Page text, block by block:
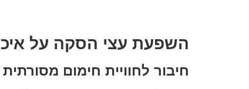
השפעת עצי הסקה על
חיבור לחוויית חימום